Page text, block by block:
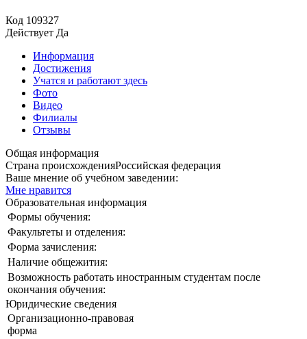
Код 109327
Действует Да
Информация
Достижения
Учатся и работают здесь
Фото
Видео
Филиалы
Отзывы
Общая информация
Страна происхожденияРоссийская федерация
Ваше мнение об учебном заведении:
Мне нравится
Образовательная информация
Формы обучения:
Факультеты и отделения:
Форма зачисления:
Наличие общежития:
Возможность работать иностранным студентам после
окончания обучения:
Юридические сведения
Организационно-правовая
форма